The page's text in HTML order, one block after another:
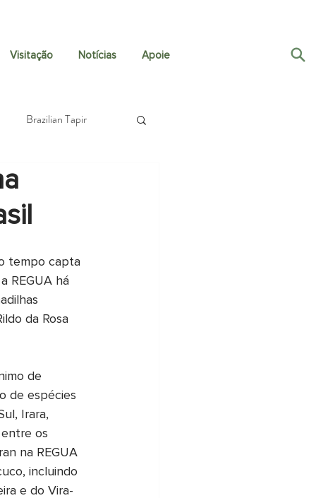
Visitação Notícias Apoie
Brazilian Tapir
Crustaceans
Guapiaçú Grande Vida
tempo capta
REGUA há
da Rosa
de
de espécies
Irara,
os
na REGUA
incluindo
e do Vira-